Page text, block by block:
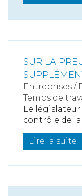
SUR LA
Entreprises /
Temps de
Le
contrôle de la
Lire la suite